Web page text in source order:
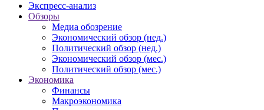
Экспресс-анализ
Обзоры
Медиа обозрение
Экономический обзор (нед.)
Политический обзор (нед.)
Экономический обзор (мес.)
Политический обзор (мес.)
Экономика
Финансы
Макроэкономика